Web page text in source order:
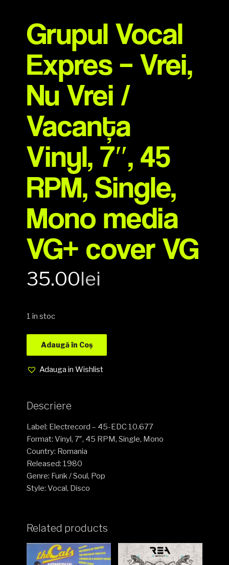
Grupul Vocal
Expres – Vrei,
Nu Vrei /
Vacanța
Vinyl, 7″, 45
RPM, Single,
Mono media
VG+ cover VG
35.00lei
1 în stoc
Adaugă în Coș
Adauga in Wishlist
Descriere
Label: Electrecord – 45-EDC 10.677
Format: Vinyl, 7″, 45 RPM, Single, Mono
Country: Romania
Released: 1980
Genre: Funk / Soul, Pop
Style: Vocal, Disco
Related products